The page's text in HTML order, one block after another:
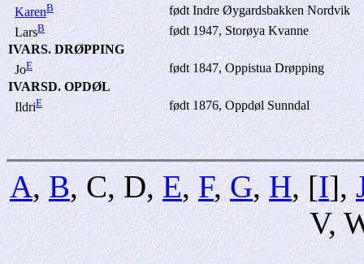
KarenB
født Indre Øygardsbakken Nordvik
LarsB
født 1947, Storøya Kvanne
IVARS. DRØPPING
JoE
født 1847, Oppistua Drøpping
IVARSD. OPDØL
IldriE født 1876, Oppdøl Sunndal
A,B, C, D,E,F,G,H, [I],
V,